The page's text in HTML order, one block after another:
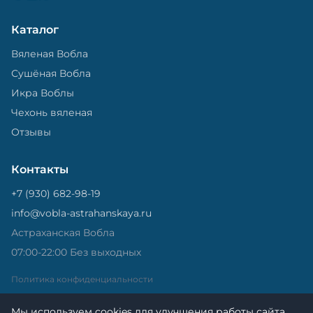
Каталог
Вяленая Вобла
Сушёная Вобла
Икра Воблы
Чехонь вяленая
Отзывы
Контакты
+7 (930) 682-98-19
info@vobla-astrahanskaya.ru
Астраханская Вобла
07:00-22:00 Без выходных
Политика конфиденциальности